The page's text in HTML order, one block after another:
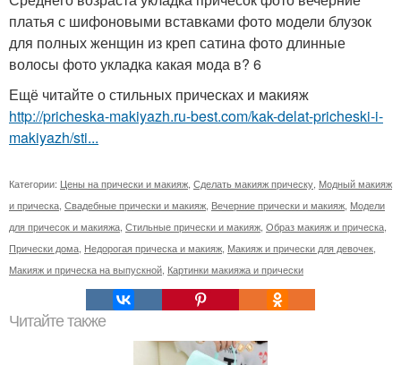
платья с шифоновыми вставками фото модели блузок
для полных женщин из креп сатина фото длинные
волосы фото укладка какая мода в? 6
Ещё читайте о стильных прическах и макияж
http://pricheska-makiyazh.ru-best.com/kak-delat-pricheski-i-
makiyazh/sti...
Категории: Цены на прически и макияж Сделать макияж прическу Модный макияж
и прическа Свадебные прически и макияж Вечерние прически и макияж Модели
для причесок и макияжа Стильные прически и макияж Образ макияж и прическа
Прически дома Недорогая прическа и макияж Макияж и прически для девочек
Макияж и прическа на выпускной Картинки макияжа и прически
Читайте также